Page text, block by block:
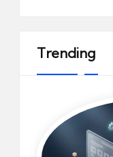
Trending